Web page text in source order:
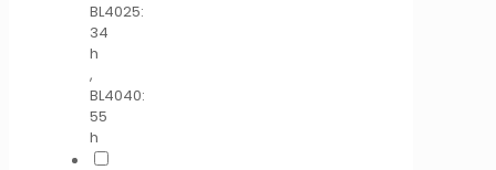
BL4025:
34
h
,
BL4040:
55
h